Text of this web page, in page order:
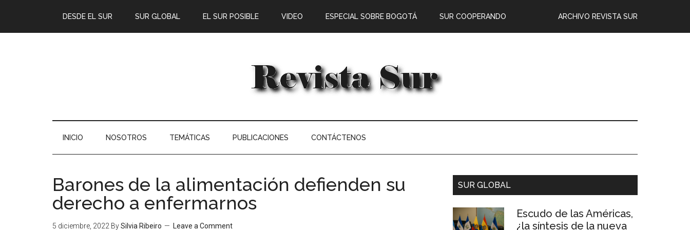
DESDE EL SUR SUR GLOBAL EL SUR POSIBLE ARCHIVO REVISTA SUR
VIDEO ESPECIAL SOBRE BOGOTÁ SUR COOPERANDO
INICIO NOSOTROS TEMÁTICAS PUBLICACIONES CONTÁCTENOS
Barones de la alimentación defienden su
derecho a enfermarnos
5 diciembre, 2022 BySilvia Ribeiro Leave a Comment
SUR GLOBAL
Escudo de las Américas,
¿la síntesis de la nueva